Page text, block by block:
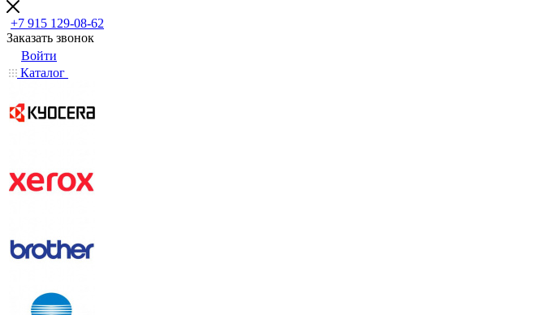
+7 915 129-08-62
Заказать звонок
Войти
Каталог